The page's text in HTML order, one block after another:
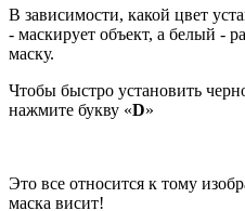
В зависимости, какой цвет
- маскирует объект, а белый -
маску.
Чтобы быстро установить
нажмите букву «D»
Это все относится к тому
маска висит!